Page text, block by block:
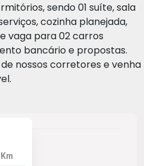
sendo 01 suíte, sala
cozinha planejada,
vaga para 02 carros
bancário e propostas.
nossos corretores e venha